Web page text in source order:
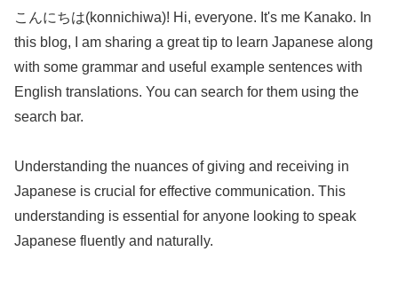
こんにちは(konnichiwa)! Hi, everyone. It's me Kanako. In
this blog, I am sharing a great tip to learn Japanese along
with some grammar and useful example sentences with
English translations. You can search for them using the
search bar.
Understanding the nuances of giving and receiving in
Japanese is crucial for effective communication. This
understanding is essential for anyone looking to speak
Japanese fluently and naturally.